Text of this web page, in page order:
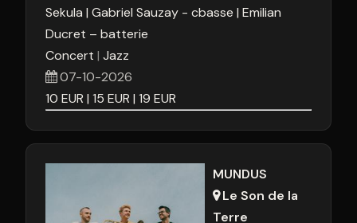
Sekula Gabriel Sauzay - cbasse Emilian
Ducret – batterie
Concert Jazz
07-10-2026
10 EUR 15 EUR 19 EUR
MUNDUS
Le Son de la
Terre